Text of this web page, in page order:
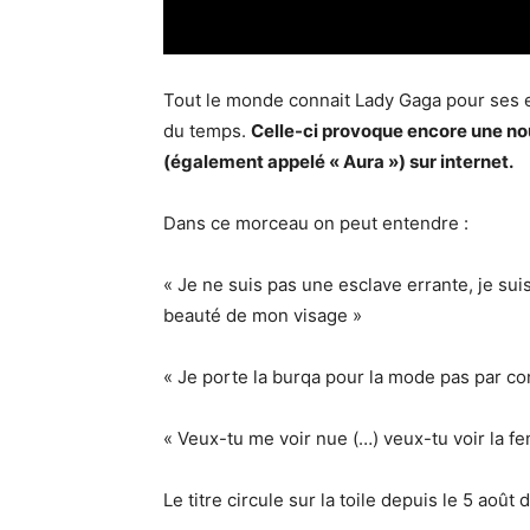
Tout le monde connait Lady Gaga pour
du temps. Celle-ci provoque encore une
(également appelé « Aura ») sur internet.
Dans ce morceau on peut entendre :
« Je ne suis pas une esclave errante, je
beauté de mon visage »
« Je porte la burqa pour la mode pas par
« Veux-tu me voir nue (…) veux-tu voir la
Le titre circule sur la toile depuis le 5 août